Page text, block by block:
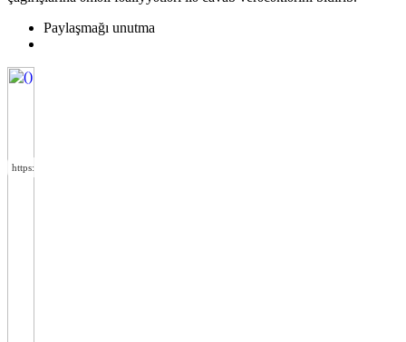
Paylaşmağı unutma
https://wa.me/994552244433